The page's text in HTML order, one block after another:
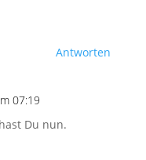
Antworten
07:19
Du nun.